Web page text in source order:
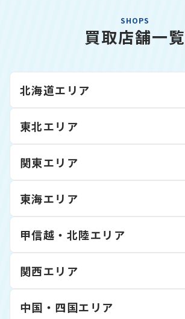
SHOPS
買取店舗一覧
北海道エリア
東北エリア
関東エリア
東海エリア
甲信越・北陸エリア
関西エリア
中国・四国エリア